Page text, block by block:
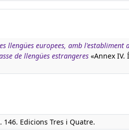
llengües europees, amb l'establiment
de llengües estrangeres «Annex IV.
Edicions Tres i Quatre.